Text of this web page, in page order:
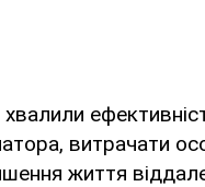
хвалили
витрачати
життя